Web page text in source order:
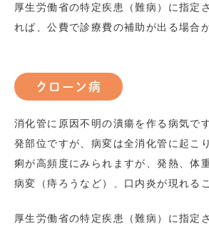
厚生労働省の特定疾患（難病）に指定
れば、公費で診療費の補助が出る場合
クローン病
消化管に原因不明の潰瘍を作る病気で
発部位ですが、病変は全消化管に起こ
痢が高頻度にみられますが、発熱、体
病変（痔ろうなど）、口内炎が現れる
厚生労働省の特定疾患（難病）に指定